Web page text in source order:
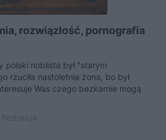
rozwiązłość, pornografia
polski noblista był "starym
rzuciła nastoletnia żona, bo był
Was czego bezkarnie mogą